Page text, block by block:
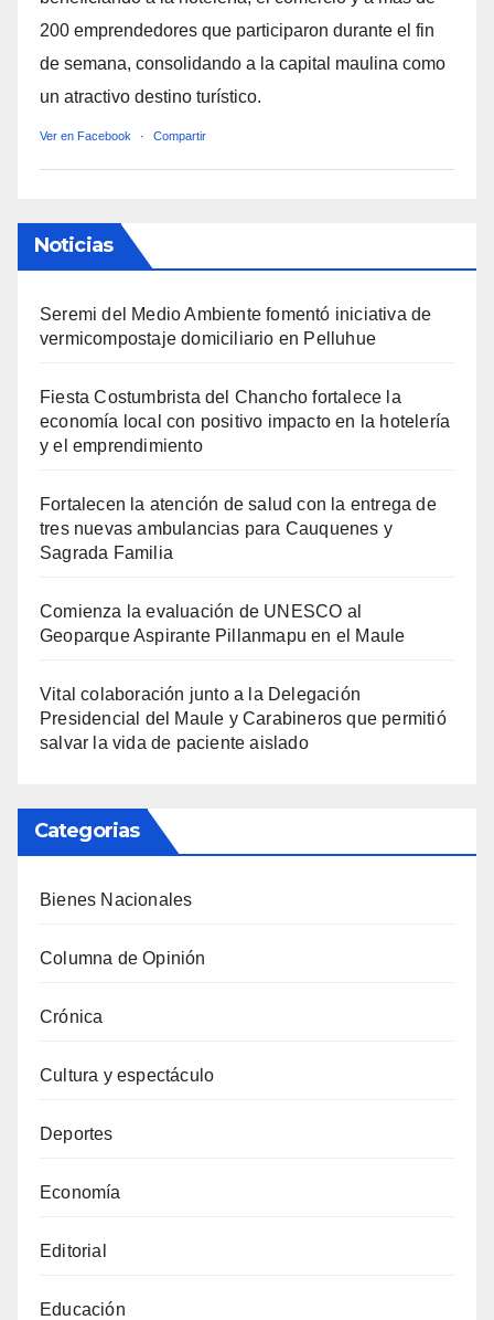
200 emprendedores que participaron durante el fin
de semana, consolidando a la capital maulina como
un atractivo destino turístico.
Ver en Facebook · Compartir
Noticias
Seremi del Medio Ambiente fomentó iniciativa de
vermicompostaje domiciliario en Pelluhue
Fiesta Costumbrista del Chancho fortalece la
economía local con positivo impacto en la hotelería
y el emprendimiento
Fortalecen la atención de salud con la entrega de
tres nuevas ambulancias para Cauquenes y
Sagrada Familia
Comienza la evaluación de UNESCO al
Geoparque Aspirante Pillanmapu en el Maule
Vital colaboración junto a la Delegación
Presidencial del Maule y Carabineros que permitió
salvar la vida de paciente aislado
Categorias
Bienes Nacionales
Columna de Opinión
Crónica
Cultura y espectáculo
Deportes
Economía
Editorial
Educación